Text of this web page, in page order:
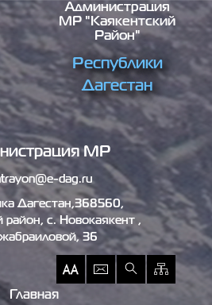
Администрация
МР "Каякентский
Район"
Республики
Дагестан
МР
dag.ru
Дагестан,368560,
район, c. Новокаякент ,
36
Главная